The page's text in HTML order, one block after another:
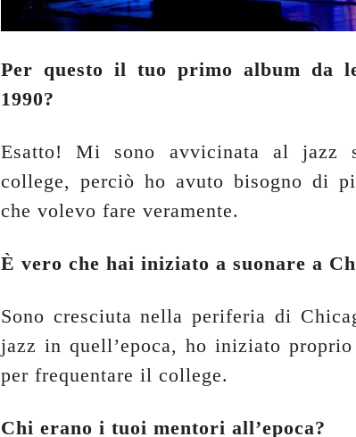
Per questo il tuo primo album da
1990?
Esatto! Mi sono avvicinata al jazz
college, perciò ho avuto bisogno di
che volevo fare veramente.
È vero che hai iniziato a suonare a
Sono cresciuta nella periferia di
jazz in quell’epoca, ho iniziato
per frequentare il college.
Chi erano i tuoi mentori all’epoca?